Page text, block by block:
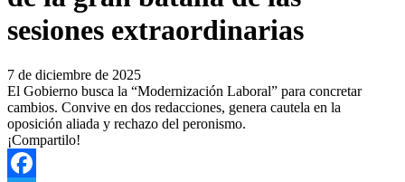
sesiones extraordinarias
7 de diciembre de 2025
El Gobierno busca la “Modernización Laboral” para concretar
cambios. Convive en dos redacciones, genera cautela en la
oposición aliada y rechazo del peronismo.
¡Compartilo!